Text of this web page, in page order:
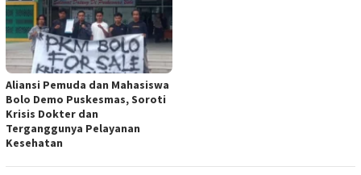
Aliansi Pemuda dan Mahasiswa
Bolo Demo Puskesmas, Soroti
Krisis Dokter dan
Terganggunya Pelayanan
Kesehatan